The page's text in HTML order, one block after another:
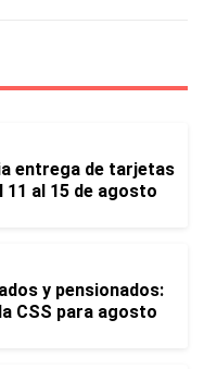
entrega de tarjetas
11 al 15 de agosto
y pensionados:
CSS para agosto